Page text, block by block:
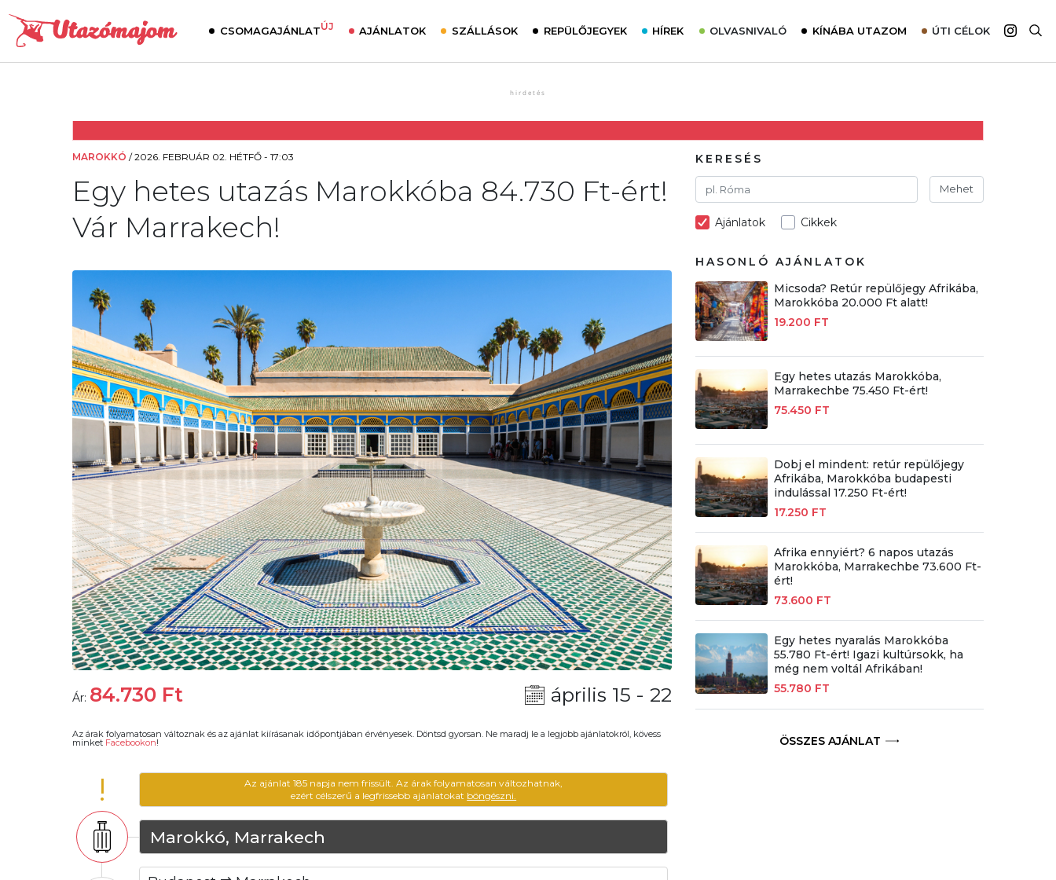
CSOMAGAJÁNLATÚJ AJÁNLATOK SZÁLLÁSOK REPÜLŐJEGYEK HÍREK OLVASNIVALÓ
Utazómajom – CitySIM kártya a világutazóknak
Élménybeszámolók
Szállodalátogatás
Sajtómegjelenések
KÍNÁBA UTAZOM ÚTI CÉLOK
Afrika
MAROKKÓ /2026. FEBRUÁR 02. HÉTFŐ - 17:03
Egy hetes utazás Marokkóba 84.730 Ft-ért!
Vár Marrakech!
Ár: 84.730 Ft április 15 - 22
Az árak folyamatosan változnak és az ajánlat kiírásanak időpontjában érvényesek. Döntsd gyorsan. Ne maradj le a legjobb ajánlatokról, kövess
minket Facebookon!
!
Az ajánlat 185 napja nem frissült. Az árak folyamatosan változhatnak,
ezért célszerű a legfrissebb ajánlatokat böngészni.
Marokkó, Marrakech
KERESÉS
Mehet
Ajánlatok Cikkek
HASONLÓ AJÁNLATOK
Micsoda? Retúr repülőjegy Afrikába,
Marokkóba 20.000 Ft alatt!
19.200 FT
Egy hetes utazás Marokkóba,
Marrakechbe 75.450 Ft-ért!
75.450 FT
Dobj el mindent: retúr repülőjegy
Afrikába, Marokkóba budapesti
indulással 17.250 Ft-ért!
17.250 FT
Afrika ennyiért? 6 napos utazás
Marokkóba, Marrakechbe 73.600 Ft-
ért!
73.600 FT
Egy hetes nyaralás Marokkóba
55.780 Ft-ért! Igazi kultúrsokk, ha
még nem voltál Afrikában!
55.780 FT
ÖSSZES AJÁNLAT